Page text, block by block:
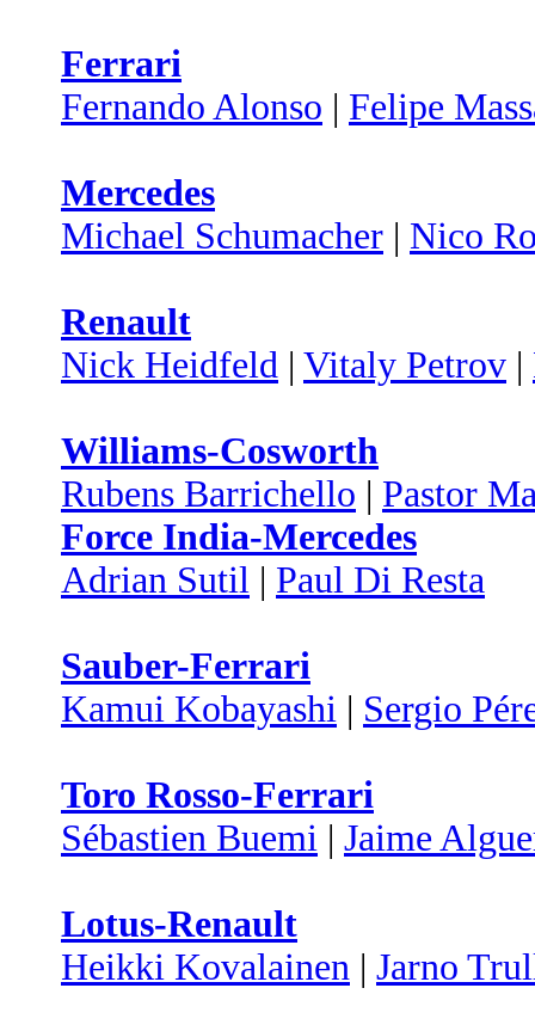
Ferrari
Fernando Alonso | Felipe
Mercedes
Michael Schumacher | Nico
Renault
Nick Heidfeld | Vitaly Petrov |
Williams-Cosworth
Rubens Barrichello | Pastor
Force India-Mercedes
Adrian Sutil | Paul Di Resta
Sauber-Ferrari
Kamui Kobayashi | Sergio
Toro Rosso-Ferrari
Sébastien Buemi | Jaime
Lotus-Renault
Heikki Kovalainen | Jarno